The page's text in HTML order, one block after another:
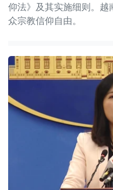
仰法》及其实施细则。
众宗教信仰自由。